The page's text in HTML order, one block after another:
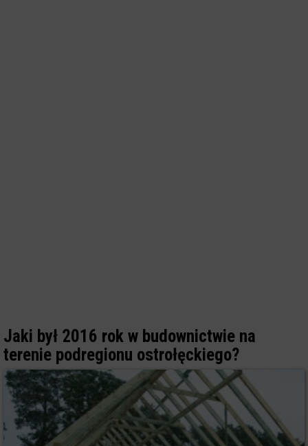
Jaki był 2016 rok w budownictwie na
terenie podregionu ostrołęckiego?